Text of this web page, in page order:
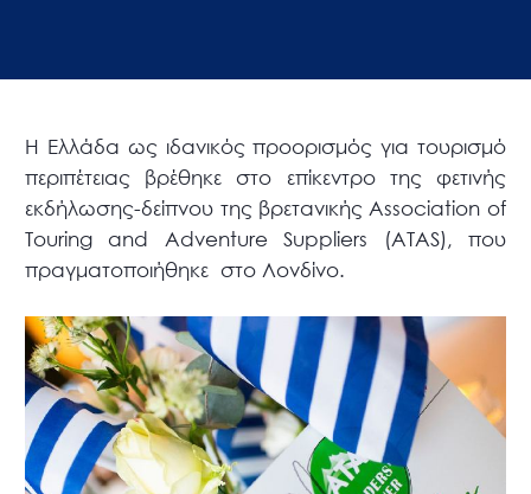
Η Ελλάδα ως ιδανικός προορισμός για τουρισμό
περιπέτειας βρέθηκε στο επίκεντρο της φετινής
εκδήλωσης-δείπνου της βρετανικής Association of
Touring and Adventure Suppliers (ATAS), που
πραγματοποιήθηκε στο Λονδίνο.